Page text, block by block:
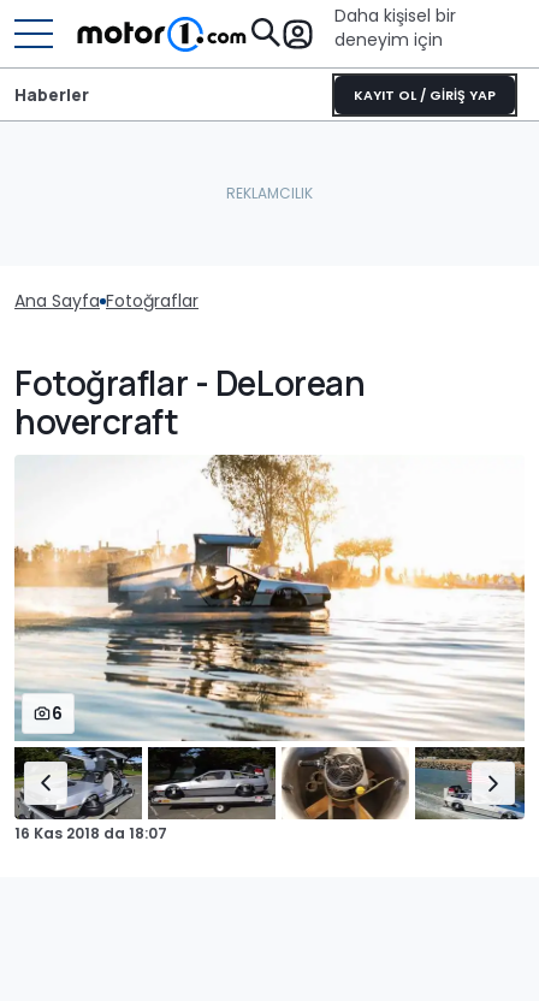
Daha kişisel bir
deneyim için
KAYIT OL / GİRİŞ YAP
Haberler
Ana Sayfa Fotoğraflar
Fotoğraflar - DeLorean
hovercraft
6
16 Kas 2018 da 18:07